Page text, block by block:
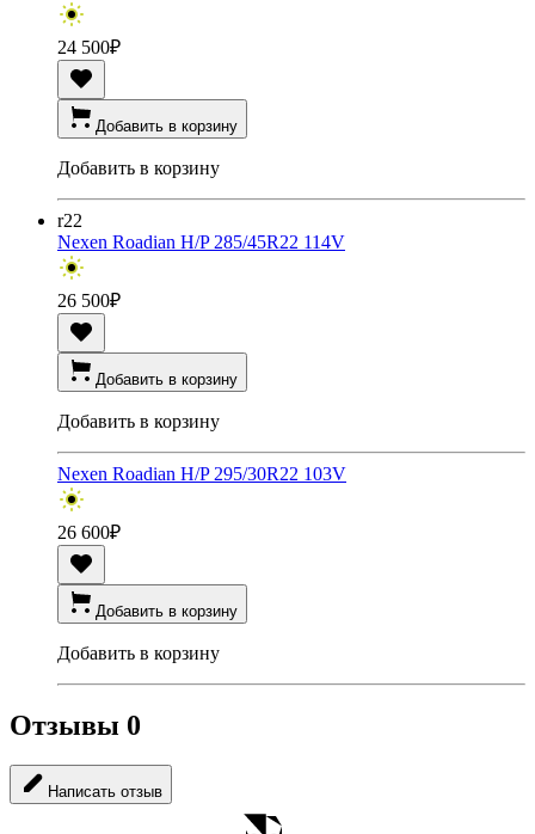
24 500₽
Добавить в корзину
Добавить в корзину
r22
Nexen Roadian H/P 285/45R22 114V
26 500₽
Добавить в корзину
Добавить в корзину
Nexen Roadian H/P 295/30R22 103V
26 600₽
Добавить в корзину
Добавить в корзину
Отзывы 0
Написать отзыв